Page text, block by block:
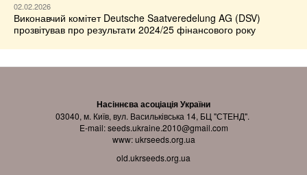
02.02.2026
Виконавчий комітет Deutsche Saatveredelung AG (DSV)
прозвітував про результати 2024/25 фінансового року
Насіннєва асоціація України
03040, м. Київ, вул. Васильківська 14, БЦ "СТЕНД".
E-mail:seeds.ukraine.2010@gmail.com
www:ukrseeds.org.ua
old.ukrseeds.org.ua